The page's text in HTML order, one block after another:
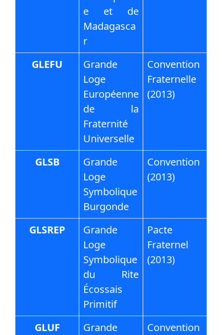
e et de
Madagasca
r
GLEFU
Grande
Loge
Européenne
de la
Fraternité
Universelle
Convention
Fraternelle
(2013)
GLSB
Grande
Loge
Symbolique
Burgonde
Convention
(2013)
GLSREP
Grande
Loge
Symbolique
du Rite
Écossais
Primitif
Pacte
Fraternel
(2013)
GLUF
Grande
Convention